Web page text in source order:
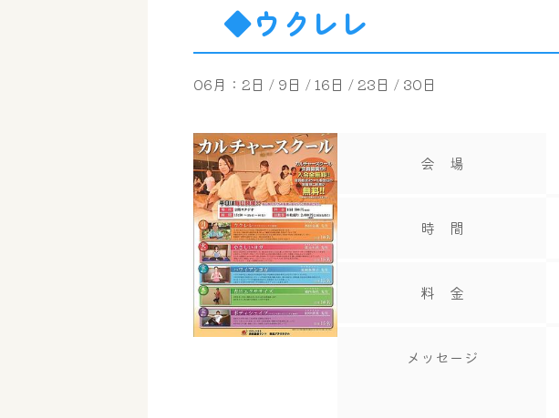
◆ウクレレ
06月：2日 / 9日 / 16日 / 23日 / 30日
会 場
時 間
料 金
メッセージ